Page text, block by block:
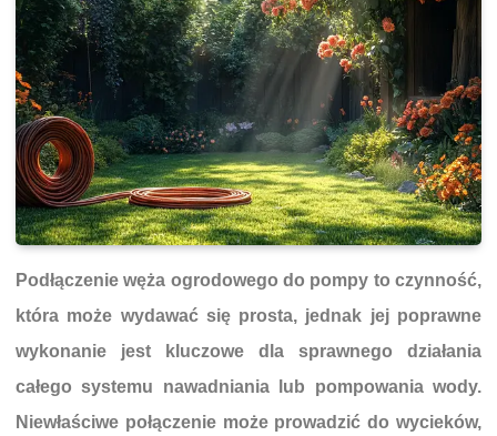
Podłączenie węża ogrodowego do pompy to czynność,
która może wydawać się prosta, jednak jej poprawne
wykonanie jest kluczowe dla sprawnego działania
całego systemu nawadniania lub pompowania wody.
Niewłaściwe połączenie może prowadzić do wycieków,